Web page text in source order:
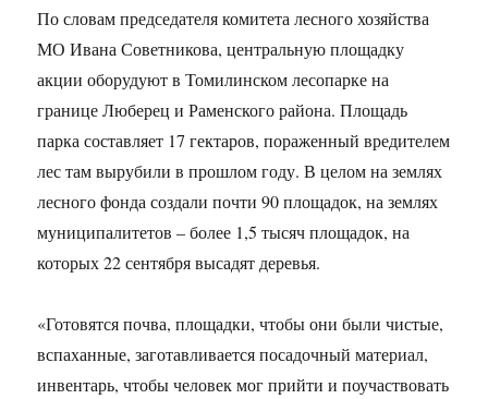
По словам председателя комитета лесного хозяйства
МО Ивана Советникова, центральную площадку
акции оборудуют в Томилинском лесопарке на
границе Люберец и Раменского района. Площадь
парка составляет 17 гектаров, пораженный вредителем
лес там вырубили в прошлом году. В целом на землях
лесного фонда создали почти 90 площадок, на землях
муниципалитетов – более 1,5 тысяч площадок, на
которых 22 сентября высадят деревья.
«Готовятся почва, площадки, чтобы они были чистые,
вспаханные, заготавливается посадочный материал,
инвентарь, чтобы человек мог прийти и поучаствовать